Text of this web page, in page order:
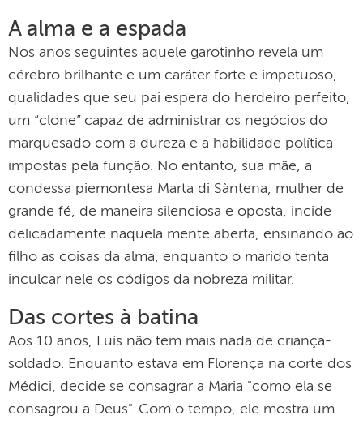
A alma e a espada
Nos anos seguintes aquele garotinho revela um
cérebro brilhante e um caráter forte e impetuoso,
qualidades que seu pai espera do herdeiro perfeito,
um “clone” capaz de administrar os negócios do
marquesado com a dureza e a habilidade política
impostas pela função. No entanto, sua mãe, a
condessa piemontesa Marta di Sàntena, mulher de
grande fé, de maneira silenciosa e oposta, incide
delicadamente naquela mente aberta, ensinando ao
filho as coisas da alma, enquanto o marido tenta
inculcar nele os códigos da nobreza militar.
Das cortes à batina
Aos 10 anos, Luís não tem mais nada de criança-
soldado. Enquanto estava em Florença na corte dos
Médici, decide se consagrar a Maria "como ela se
consagrou a Deus". Com o tempo, ele mostra um